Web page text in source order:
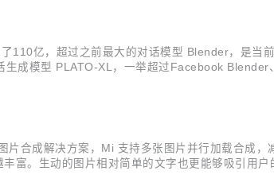
110亿，超过之前最大的对话模型 Blender，是当
成模型 PLATO-XL，一举超过Facebook Blender
合成解决方案，Mi 支持多张图片并行加载合成，
富。生动的图片相对简单的文字也更能够吸引用户